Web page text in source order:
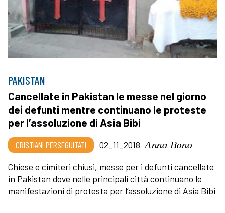
PAKISTAN
Cancellate in Pakistan le messe nel giorno
dei defunti mentre continuano le proteste
per l’assoluzione di Asia Bibi
CRISTIANI PERSEGUITATI 02_11_2018 Anna Bono
Chiese e cimiteri chiusi, messe per i defunti cancellate
in Pakistan dove nelle principali città continuano le
manifestazioni di protesta per l’assoluzione di Asia Bibi